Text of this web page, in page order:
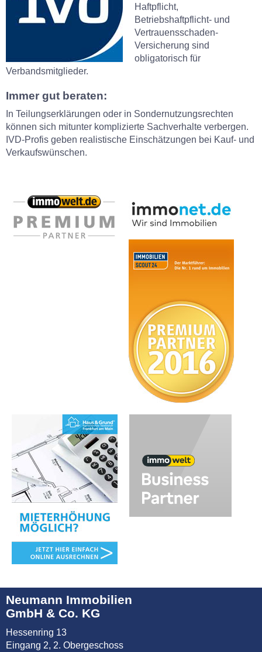
Haftpflicht,
Betriebshaftpflicht- und
Vertrauensschaden-
Versicherung sind
obligatorisch für
Verbandsmitglieder.
Immer gut beraten:
In Teilungserklärungen oder in Sondernutzungsrechten
können sich mitunter komplizierte Sachverhalte verbergen.
IVD-Profis geben realistische Einschätzungen bei Kauf- und
Verkaufswünschen.
Neumann Immobilien
GmbH & Co. KG
Hessenring 13
Eingang 2, 2. Obergeschoss